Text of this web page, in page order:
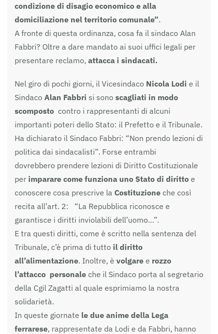
condizione di disagio economico e alla
domiciliazione nel territorio comunale”.
A fronte di questa ordinanza, cosa fa il sindaco Alan
Fabbri? Oltre a dare mandato ai suoi uffici legali per
presentare reclamo, attacca i sindacati.
Nel giro di pochi giorni, il Vicesindaco Nicola Lodi e il
Sindaco Alan Fabbri si sono scagliati in modo
scomposto contro i rappresentanti di alcuni
importanti poteri dello Stato: il Prefetto e il Tribunale.
Ha dichiarato il Sindaco Fabbri: “Non prendo lezioni di
politica dai sindacalisti”. Forse entrambi
dovrebbero prendere lezioni di Diritto Costituzionale
per imparare come funziona uno Stato di diritto e
conoscere cosa prescrive la Costituzione che così
recita all’art. 2: “La Repubblica riconosce e
garantisce i diritti inviolabili dell’uomo…”.
E tra questi diritti, come è scritto nella sentenza del
Tribunale, c’è prima di tutto il diritto
all’alimentazione. Inoltre, è volgare e rozzo
l’attacco personale che il Sindaco porta al segretario
della Cgil Zagatti al quale esprimiamo la nostra
solidarietà.
In queste giornate le due anime della Lega
ferrarese, rappresentate da Lodi e da Fabbri, hanno